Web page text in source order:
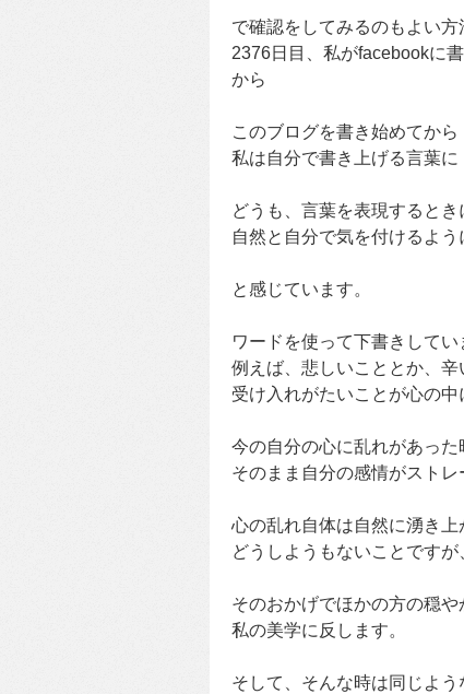
で確認をしてみるのもよい
2376日目、私がfacebookに
から
このブログを書き始めてから
私は自分で書き上げる言葉に
どうも、言葉を表現するとき
自然と自分で気を付けるよう
と感じています。
ワードを使って下書きしてい
例えば、悲しいこととか、辛
受け入れがたいことが心の中
今の自分の心に乱れがあった
そのまま自分の感情がストレ
心の乱れ自体は自然に湧き上
どうしようもないことですが
そのおかげでほかの方の穏
私の美学に反します。
そして、そんな時は同じよ